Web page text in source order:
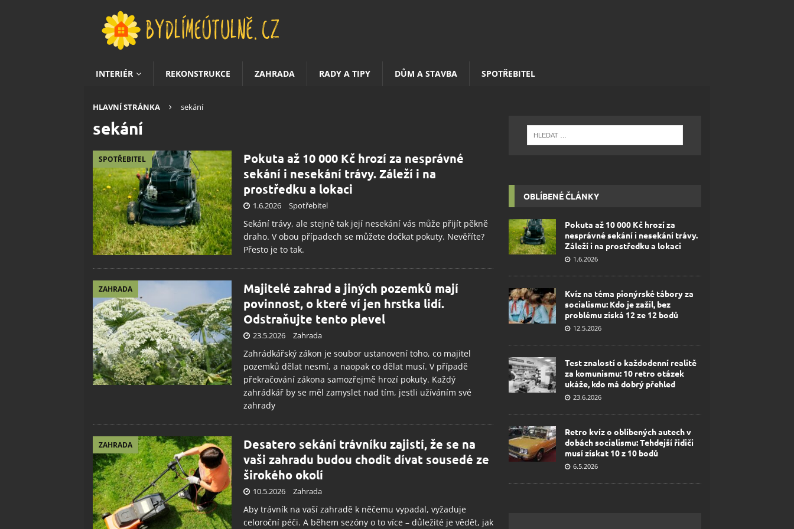
INTERIÉR REKONSTRUKCE ZAHRADA RADY A TIPY DŮM A STAVBA SPOTŘEBITEL
HLAVNÍ STRÁNKA sekání
sekání
SPOTŘEBITEL
Pokuta až 10 000 Kč hrozí za nesprávné
sekání i nesekání trávy. Záleží i na
prostředku a lokaci
1.6.2026 Spotřebitel
Sekání trávy, ale stejně tak její nesekání vás může přijít pěkně
draho. V obou případech se můžete dočkat pokuty. Nevěříte?
Přesto je to tak.
ZAHRADA
Majitelé zahrad a jiných pozemků mají
povinnost, o které ví jen hrstka lidí.
Odstraňujte tento plevel
23.5.2026 Zahrada
Zahrádkářský zákon je soubor ustanovení toho, co majitel
pozemků dělat nesmí, a naopak co dělat musí. V případě
překračování zákona samozřejmě hrozí pokuty. Každý
zahrádkář by se měl zamyslet nad tím, jestli užíváním své
zahrady
ZAHRADA
Desatero sekání trávníku zajistí, že se na
vaši zahradu budou chodit dívat sousedé ze
širokého okolí
10.5.2026 Zahrada
Aby trávník na vaší zahradě k něčemu vypadal, vyžaduje
celoroční péči. A během sezóny o to více – důležité je vědět, jak
OBLÍBENÉ ČLÁNKY
Pokuta až 10 000 Kč hrozí za
nesprávné sekání i nesekání trávy.
Záleží i na prostředku a lokaci
1.6.2026
Kvíz na téma pionýrské tábory za
socialismu: Kdo je zažil, bez
problému získá 12 ze 12 bodů
12.5.2026
Test znalostí o každodenní realitě
za komunismu: 10 retro otázek
ukáže, kdo má dobrý přehled
23.6.2026
Retro kvíz o oblíbených autech v
dobách socialismu: Tehdejší řidiči
musí získat 10 z 10 bodů
6.5.2026